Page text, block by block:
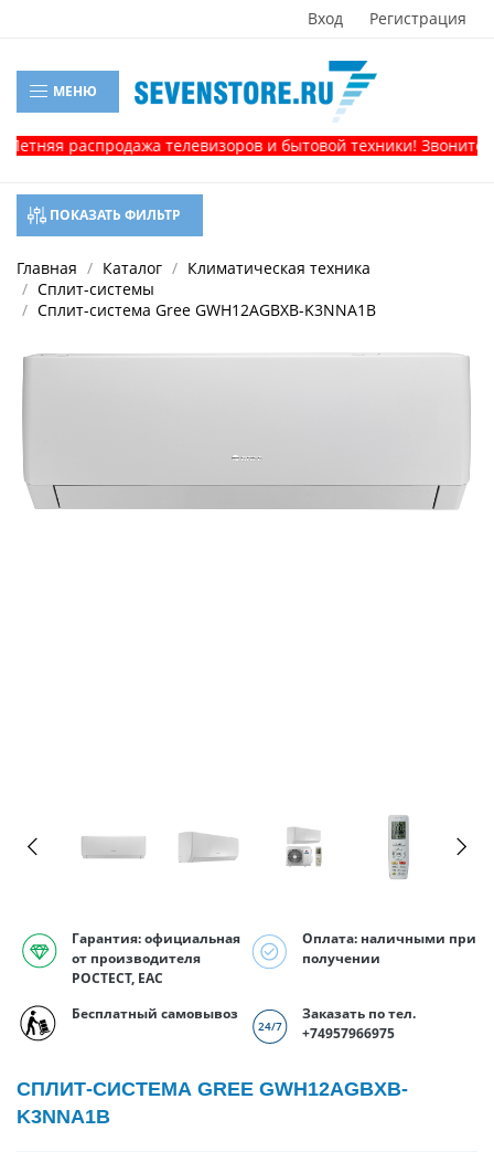
Вход Регистрация
МЕНЮ
распродажа телевизоров и бытовой техники! Звоните, и
ПОКАЗАТЬ ФИЛЬТР
Главная Каталог
Климатическая техника
Сплит-системы
Сплит-система Gree GWH12AGBXB-K3NNA1B
Гарантия: официальная
от производителя
РОСТЕСТ, EAC
Оплата: наличными при
получении
Бесплатный самовывоз
Заказать по тел.
+74957966975
СПЛИТ-СИСТЕМА GREE GWH12AGBXB-
K3NNA1B